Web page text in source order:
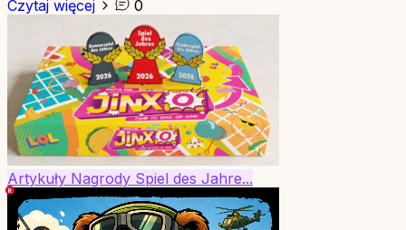
Czytaj więcej
0
Artykuły Nagrody Spiel des Jahre...